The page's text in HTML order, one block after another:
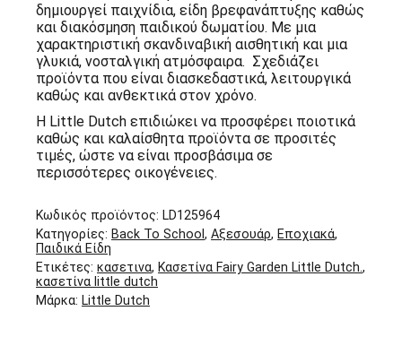
δημιουργεί παιχνίδια, είδη βρεφανάπτυξης καθώς
και διακόσμηση παιδικού δωματίου. Με μια
χαρακτηριστική σκανδιναβική αισθητική και μια
γλυκιά, νοσταλγική ατμόσφαιρα. Σχεδιάζει
προϊόντα που είναι διασκεδαστικά, λειτουργικά
καθώς και ανθεκτικά στον χρόνο.
Η Little Dutch επιδιώκει να προσφέρει ποιοτικά
καθώς και καλαίσθητα προϊόντα σε προσιτές
τιμές, ώστε να είναι προσβάσιμα σε
περισσότερες οικογένειες.
Κωδικός προϊόντος: LD125964
Κατηγορίες: Back To School , Αξεσουάρ, Εποχιακά,
Παιδικά Είδη
Ετικέτες: κασετινα, Κασετίνα Fairy Garden Little Dutch.,
κασετίνα little dutch
Μάρκα: Little Dutch